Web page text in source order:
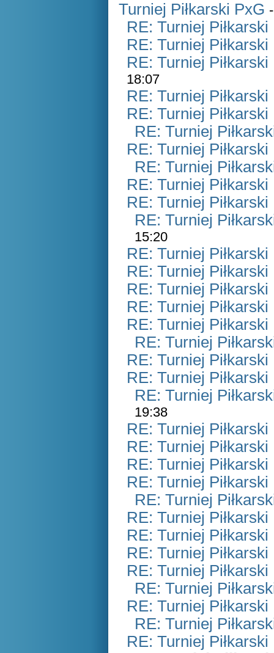
Turniej Piłkarski PxG
RE: Turniej Piłkarski
RE: Turniej Piłkarski
RE: Turniej Piłkarski
18:07
RE: Turniej Piłkarski
RE: Turniej Piłkarski
RE: Turniej
RE: Turniej Piłkarski
RE: Turniej
RE: Turniej Piłkarski
RE: Turniej Piłkarski
RE: Turniej
15:20
RE: Turniej Piłkarski
RE: Turniej Piłkarski
RE: Turniej Piłkarski
RE: Turniej Piłkarski
RE: Turniej Piłkarski
RE: Turniej
RE: Turniej Piłkarski
RE: Turniej Piłkarski
RE: Turniej
19:38
RE: Turniej Piłkarski
RE: Turniej Piłkarski
RE: Turniej Piłkarski
RE: Turniej Piłkarski
RE: Turniej
RE: Turniej Piłkarski
RE: Turniej Piłkarski
RE: Turniej Piłkarski
RE: Turniej Piłkarski
RE: Turniej
RE: Turniej Piłkarski
RE: Turniej
RE: Turniej Piłkarski